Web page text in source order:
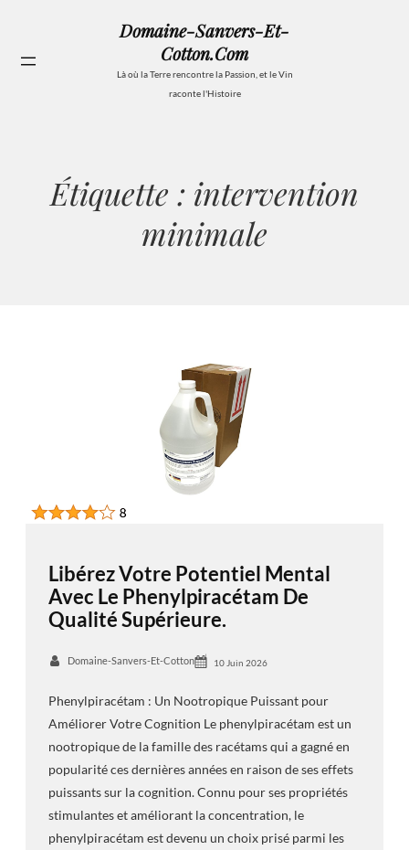
contenu
Domaine-Sanvers-Et-
Cotton.com
Là où la Terre rencontre la Passion, et le Vin
raconte l'Histoire
Étiquette : intervention
minimale
Libérez Votre Potentiel Mental
Avec Le Phenylpiracétam De
Qualité Supérieure.
Domaine-Sanvers-Et-Cotton 10 Juin 2026
Phenylpiracétam : Un Nootropique Puissant pour
Améliorer Votre Cognition Le phenylpiracétam est un
nootropique de la famille des racétams qui a gagné en
popularité ces dernières années en raison de ses effets
puissants sur la cognition. Connu pour ses propriétés
stimulantes et améliorant la concentration, le
phenylpiracétam est devenu un choix prisé parmi les